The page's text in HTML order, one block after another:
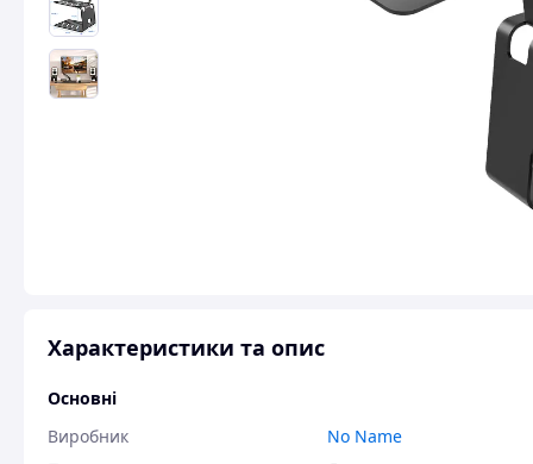
Характеристики та опис
Основні
Виробник
No Name